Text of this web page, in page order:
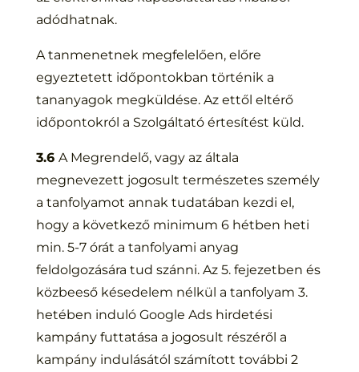
adódhatnak.
A tanmenetnek megfelelően, előre
egyeztetett időpontokban történik a
tananyagok megküldése. Az ettől eltérő
időpontokról a Szolgáltató értesítést küld.
3.6 A Megrendelő, vagy az általa
megnevezett jogosult természetes személy
a tanfolyamot annak tudatában kezdi el,
hogy a következő minimum 6 hétben heti
min. 5-7 órát a tanfolyami anyag
feldolgozására tud szánni. Az 5. fejezetben és
közbeeső késedelem nélkül a tanfolyam 3.
hetében induló Google Ads hirdetési
kampány futtatása a jogosult részéről a
kampány indulásától számított további 2